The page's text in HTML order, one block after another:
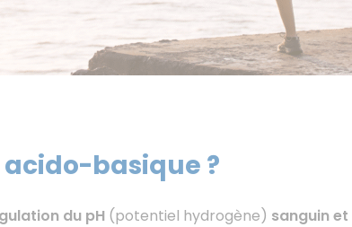
acido-basique ?
du pH (potentiel hydrogène) sanguin